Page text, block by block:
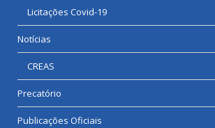
Licitações Covid-19
Notícias
CREAS
Precatório
Publicações Oficiais